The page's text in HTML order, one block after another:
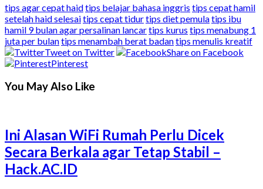
tips agar cepat haidtips belajar bahasa inggris tips cepat hamil
setelah haid selesaitips cepat tidurtips diet pemulatips ibu
hamil 9 bulan agar persalinan lancartips kurus tips menabung 1
juta per bulantips menambah berat badantips menulis kreatif
Tweet on Twitter
Share on Facebook
Pinterest
You May Also Like
Ini Alasan WiFi Rumah Perlu Dicek
Secara Berkala agar Tetap Stabil –
Hack.AC.ID